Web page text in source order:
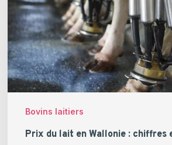
Bovins laitiers
chiffres
et
explications
Prix du lait en Wallonie : chiffres